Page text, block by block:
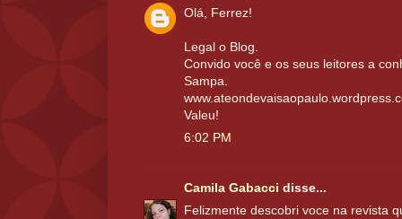
Olá, Ferrez!
Legal o Blog.
Convido você e os seus leitores a
Sampa.
Valeu!
6:02 PM
Camila Gabacci disse...
Felizmente descobri voce na revista